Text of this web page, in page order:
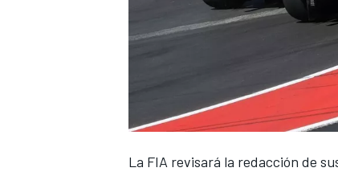
NASCAR CUP
La FIA revisará la redacción de